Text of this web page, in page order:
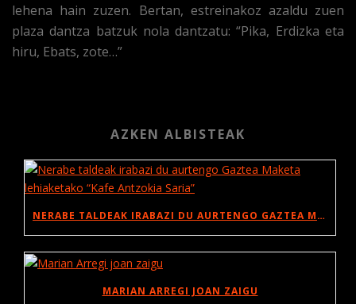
lehena hain zuzen. Bertan, estreinakoz azaldu zuen
plaza dantza batzuk nola dantzatu: “Pika, Erdizka eta
hiru, Ebats, zote…”
AZKEN ALBISTEAK
NERABE TALDEAK IRABAZI DU AURTENGO GAZTEA MAKETA LEHIAKETAKO “KAFE ANTZOKIA SARIA”
MARIAN ARREGI JOAN ZAIGU